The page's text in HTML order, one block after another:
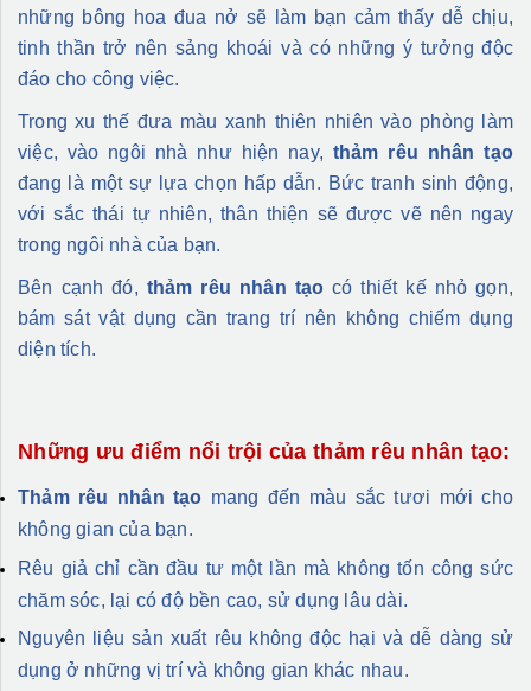
những bông hoa đua nở sẽ làm bạn cảm thấy dễ chịu,
tinh thần trở nên sảng khoái và có những ý tưởng độc
đáo cho công việc.
Trong xu thế đưa màu xanh thiên nhiên vào phòng làm
việc, vào ngôi nhà như hiện nay, thảm rêu nhân tạo
đang là một sự lựa chọn hấp dẫn. Bức tranh sinh động,
với sắc thái tự nhiên, thân thiện sẽ được vẽ nên ngay
trong ngôi nhà của bạn.
Bên cạnh đó, thảm rêu nhân tạocó thiết kế nhỏ gọn,
bám sát vật dụng cần trang trí nên không chiếm dụng
diện tích.
Những ưu điểm nổi trội của thảm rêu nhân tạo:
Thảm rêu nhân tạo mang đến màu sắc tươi mới cho
không gian của bạn.
Rêu giả chỉ cần đầu tư một lần mà không tốn công sức
chăm sóc, lại có độ bền cao, sử dụng lâu dài.
Nguyên liệu sản xuất rêu không độc hại và dễ dàng sử
dụng ở những vị trí và không gian khác nhau.